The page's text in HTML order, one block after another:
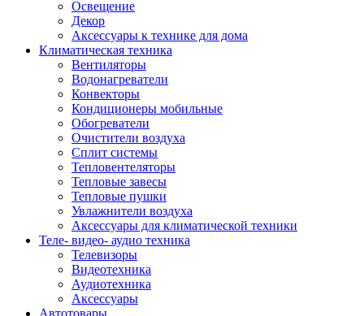
Освещение
Декор
Аксессуары к технике для дома
Климатическая техника
Вентиляторы
Водонагреватели
Конвекторы
Кондиционеры мобильные
Обогреватели
Очистители воздуха
Сплит системы
Тепловентеляторы
Тепловые завесы
Тепловые пушки
Увлажнители воздуха
Аксессуары для климатической техники
Теле- видео- аудио техника
Телевизоры
Видеотехника
Аудиотехника
Аксессуары
Автотовары